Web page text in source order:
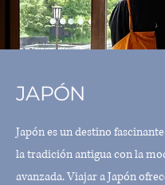
JAPÓN
Japón es un destino
la tradición antigua con la
avanzada. Viajar a Japón